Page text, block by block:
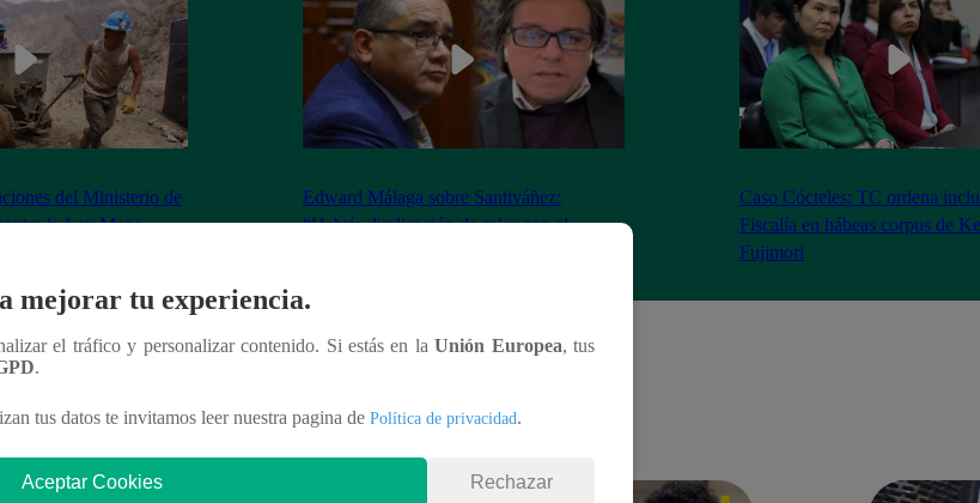
del Ministerio de
la Ley Mape
Edward Málaga sobre Santiváñez:
“Habría duplicación de roles con el
Caso Cócteles: TC ordena
Fiscalía en hábeas corpus de
Fujimori
mejorar tu experiencia.
el tráfico y personalizar contenido. Si estás en laUnión Europea, tus
.
tus datos te invitamos leer nuestra pagina de Política de privacidad.
Aceptar Cookies Rechazar